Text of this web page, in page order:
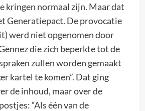
kringen normaal zijn. Maar dat
Generatiepact. De provocatie
werd niet opgenomen door
die zich beperkte tot de
zullen worden gemaakt
kartel te komen”. Dat ging
de inhoud, maar over de
“Als één van de